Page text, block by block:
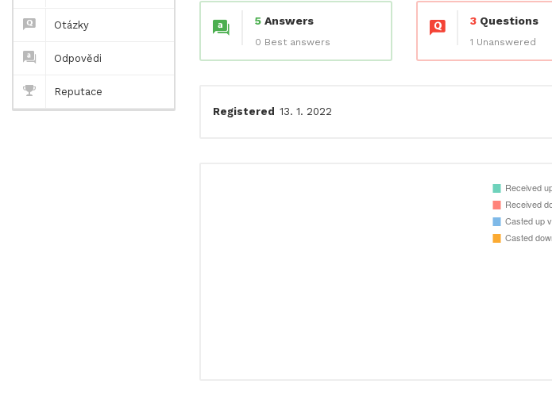
Otázky
Odpovědi
Reputace
5Answers
0 Best answers
3 Questions
1 Unanswered
Registered 13. 1. 2022